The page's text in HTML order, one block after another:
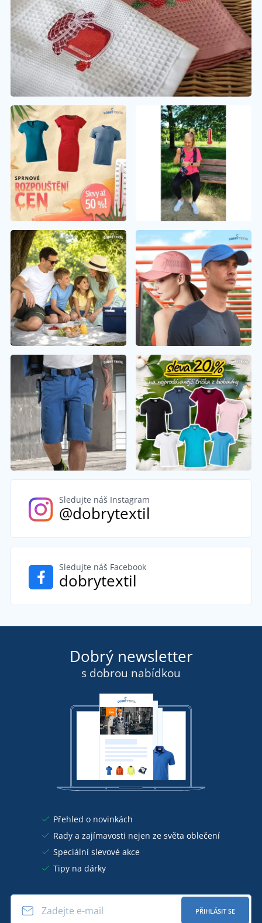
Sledujte náš Instagram
@dobrytextil
Sledujte náš Facebook
dobrytextil
Dobrý newsletter
s dobrou nabídkou
Přehled o novinkách
Rady a zajímavosti nejen ze světa oblečení
Speciální slevové akce
Tipy na dárky
PŘIHLÁSIT SE